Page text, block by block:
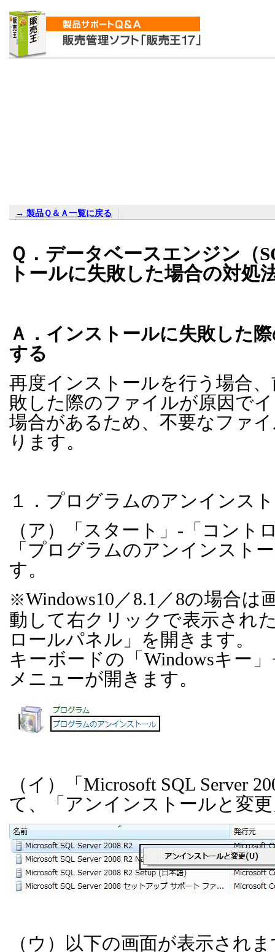
→ 製品Ｑ＆Ａ一覧に戻る
Ｑ．データベースエンジン（
トールに失敗した場合の対処
Ａ．インストールに失敗した
する
再度インストールを行う場合
敗した際のファイルが原因で
場合があるため、不要なファ
ります。
１．プログラムのアンインス
（ア）「スタート」 - 「コント
「プログラムのアンインスト
す。
※Windows10 ／8.1 ／8の場合は
動して右クリックで表示され
ロールパネル」を開きます。
キーボードの「 Windowsキー」
メニューが開きます。
（イ）「 Microsoft SQL Server
て、「アンインストールと変
（ウ）以下の画面が表示され